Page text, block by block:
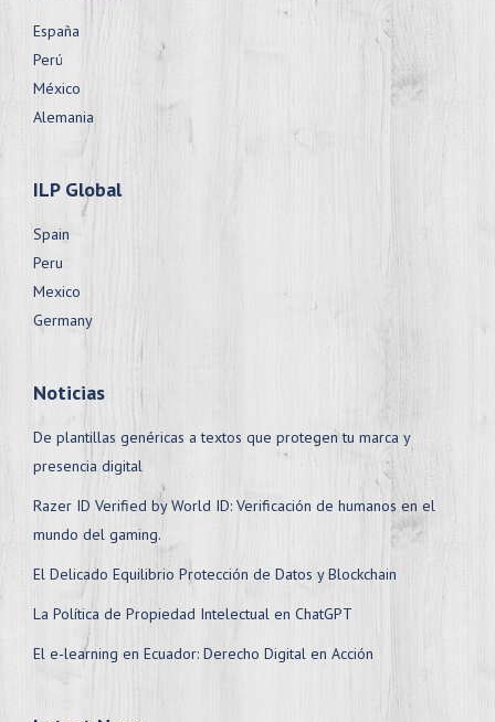
España
Perú
México
Alemania
ILP Global
Spain
Peru
Mexico
Germany
Noticias
De plantillas genéricas a textos que protegen tu marca y
presencia digital
Razer ID Verified by World ID: Verificación de humanos en el
mundo del gaming.
El Delicado Equilibrio Protección de Datos y Blockchain
La Política de Propiedad Intelectual en ChatGPT
El e-learning en Ecuador: Derecho Digital en Acción